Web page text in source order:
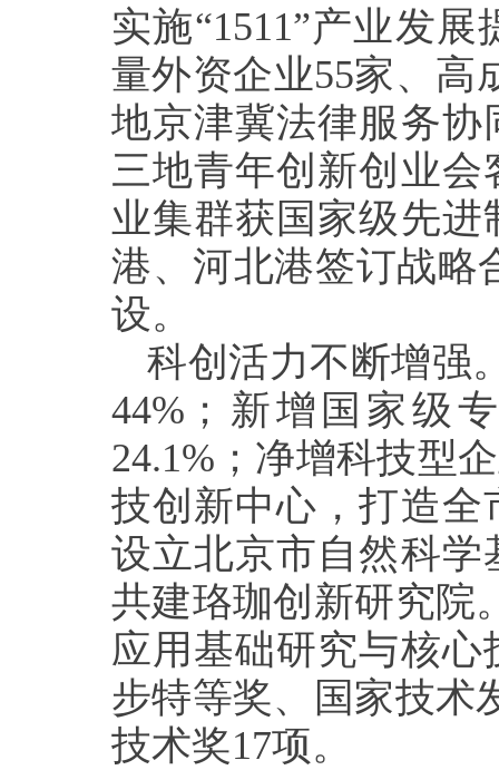
实施“1511”产业发
量外资企业55家、高
地京津冀法律服务
三地青年创新创业
业集群获国家级先
港、河北港签订战略
设。
科创活力不断增强
44%；新增国家级
24.1%；净增科技型
技创新中心，打造
设立北京市自然科
共建珞珈创新研究院
应用基础研究与核
步特等奖、国家技术
技术奖17项。